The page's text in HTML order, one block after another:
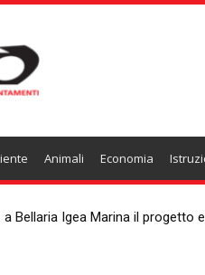
Animali Economia
a Bellaria Igea Marina il